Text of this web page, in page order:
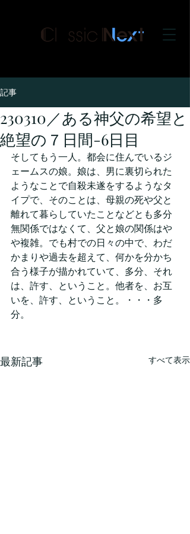
記事
230310／ある神父の希望と
絶望の７日間-6日目
そしてもう一人。都会に住んでいるジ
ェームスの娘。娘は、男に裏切られた
ようなことで自殺未遂をするようなタ
イプで、そのことは、母親の死や父と
離れて暮らしていたことなどとも多分
無関係ではなくて、父と娘の関係はや
や複雑。でも村での日々の中で、わだ
かまりや過去を超えて、何かを分かち
合う様子が描かれていて、多分、それ
は、許す、ということ。他者を、お互
いを、許す、ということ。・・・多
分。
最新記事 すべて表示